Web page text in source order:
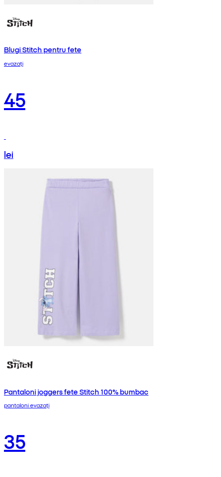
Blugi Stitch pentru fete
evazați
45
lei
Pantaloni joggers fete Stitch 100% bumbac
pantaloni evazați
35